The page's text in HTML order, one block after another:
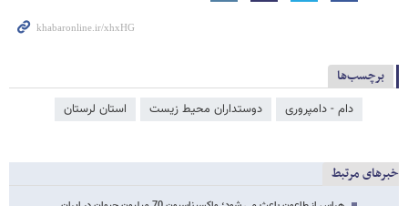
برچسب‌ها
دام - دامپروری دوستداران محیط زیست استان لرستان
خبرهای مرتبط